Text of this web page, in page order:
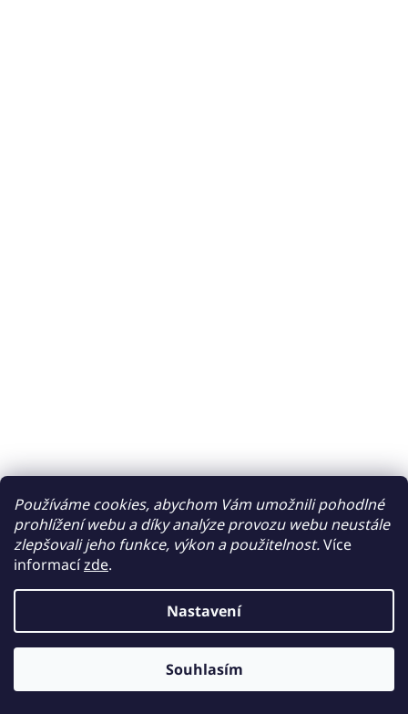
Používáme cookies, abychom Vám umožnili pohodlné
prohlížení webu a díky analýze provozu webu neustále
zlepšovali jeho funkce, výkon a použitelnost.Více
informacízde.
Nastavení
Souhlasím